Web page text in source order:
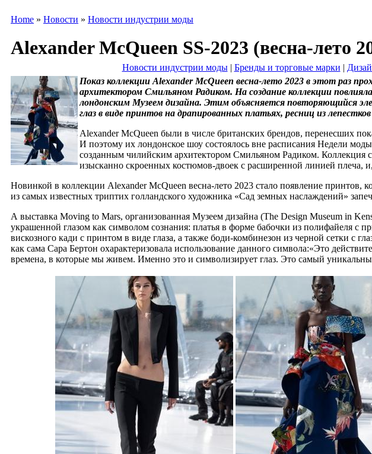
Home » Новости » Новости индустрии моды
Alexander McQueen SS-2023 (весна-лето
Новости индустрии моды| Бренды и торговые марки |
Показ коллекции Alexander McQueen весна-лето 2023 в этот раз
архитектором Смильяном Радиком. На создание коллекции
лондонским Музеем дизайна. Этим объясняется повторяющийся
глаз в виде принтов на драпированных платьях, ресниц из
Alexander McQueen были в числе британских брендов, перенесших
И поэтому их лондонское шоу состоялось вне расписания Недели
созданным чилийским архитектором Смильяном Радиком. Коллекция
изысканно скроенных костюмов-двоек с расширенной линией плеча,
Новинкой в коллекции Alexander McQueen весна-лето 2023 стало появление
из самых известных триптих голландского художника «Сад земных наслаждений»
А выставка Moving to Mars, организованная Музеем дизайна (The Design Museum in
украшенной глазом как символом сознания: платья в форме бабочки из полифайеля с
вискозного кади с принтом в виде глаза, а также боди-комбинезон из черной сетки с
как сама Сара Бертон охарактеризовала использование данного символа:«Это
времена, в которые мы живем. Именно это и символизирует глаз. Это самый